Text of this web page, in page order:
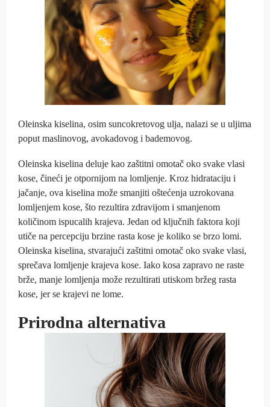
Oleinska kiselina, osim suncokretovog ulja, nalazi se u uljima
poput maslinovog, avokadovog i bademovog.
Oleinska kiselina deluje kao zaštitni omotač oko svake vlasi
kose, čineći je otpornijom na lomljenje. Kroz hidrataciju i
jačanje, ova kiselina može smanjiti oštećenja uzrokovana
lomljenjem kose, što rezultira zdravijom i smanjenom
količinom ispucalih krajeva. Jedan od ključnih faktora koji
utiče na percepciju brzine rasta kose je koliko se brzo lomi.
Oleinska kiselina, stvarajući zaštitni omotač oko svake vlasi,
sprečava lomljenje krajeva kose. Iako kosa zapravo ne raste
brže, manje lomljenja može rezultirati utiskom bržeg rasta
kose, jer se krajevi ne lome.
Prirodna alternativa